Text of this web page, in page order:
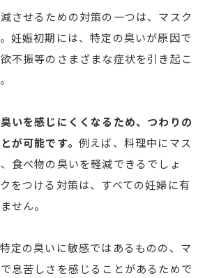
させるための対策の一つは、マスク
妊娠初期には、特定の臭いが原因で
不振等のさまざまな症状を引き起こ
いを感じにくくなるため、つわりの
が可能です。 例えば、料理中にマス
食べ物の臭いを軽減できるでしょ
をつける対策は、すべての妊婦に有
せん。
定の臭いに敏感ではあるものの、マ
息苦しさを感じることがあるためで